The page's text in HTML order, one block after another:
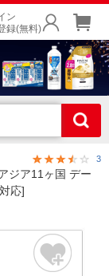
ン
録(無料)
3
ジア11ヶ国 デー
応]